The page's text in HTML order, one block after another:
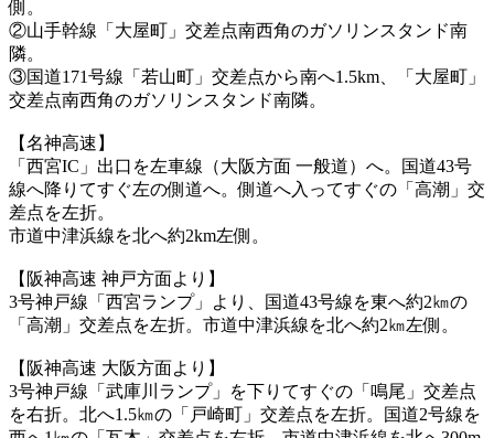
側。
②山手幹線「大屋町」交差点南西角のガソリンスタンド南
隣。
③国道171号線「若山町」交差点から南へ1.5km、「大屋町」
交差点南西角のガソリンスタンド南隣。
【名神高速】
「西宮IC」出口を左車線（大阪方面 一般道）へ。国道43号
線へ降りてすぐ左の側道へ。側道へ入ってすぐの「高潮」交
差点を左折。
市道中津浜線を北へ約2km左側。
【阪神高速 神戸方面より】
3号神戸線「西宮ランプ」より、国道43号線を東へ約2㎞の
「高潮」交差点を左折。市道中津浜線を北へ約2㎞左側。
【阪神高速 大阪方面より】
3号神戸線「武庫川ランプ」を下りてすぐの「鳴尾」交差点
を右折。北へ1.5㎞の「戸崎町」交差点を左折。国道2号線を